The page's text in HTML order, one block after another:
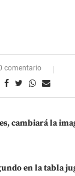
comentario
cambiará la
en la tabla